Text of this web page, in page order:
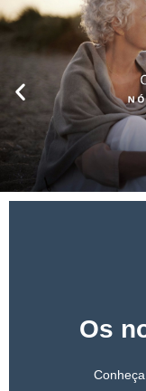
SOBRE NÓS
PRIORIDADES
FACTOS E MITOS
PROJECTOS
Os